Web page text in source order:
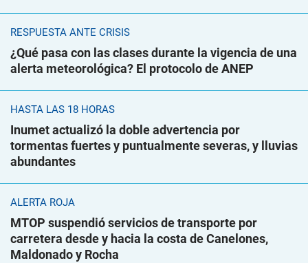
RESPUESTA ANTE CRISIS
¿Qué pasa con las clases durante la vigencia de una
alerta meteorológica? El protocolo de ANEP
HASTA LAS 18 HORAS
Inumet actualizó la doble advertencia por
tormentas fuertes y puntualmente severas, y lluvias
abundantes
ALERTA ROJA
MTOP suspendió servicios de transporte por
carretera desde y hacia la costa de Canelones,
Maldonado y Rocha